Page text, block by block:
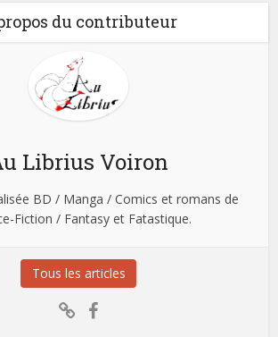
du contributeur
Librius Voiron
BD / Manga / Comics et romans de
Fiction / Fantasy et Fatastique.
Tous les articles